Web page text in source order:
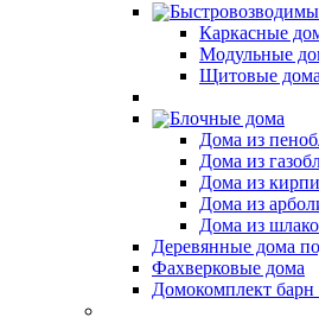
Каркасные
Модульные
Щитовые дома
Блочные дома
Дома из
Дома из
Дома из
Дома из
Дома из
Деревянные дома
Фахверковые дома
Домокомплект барн